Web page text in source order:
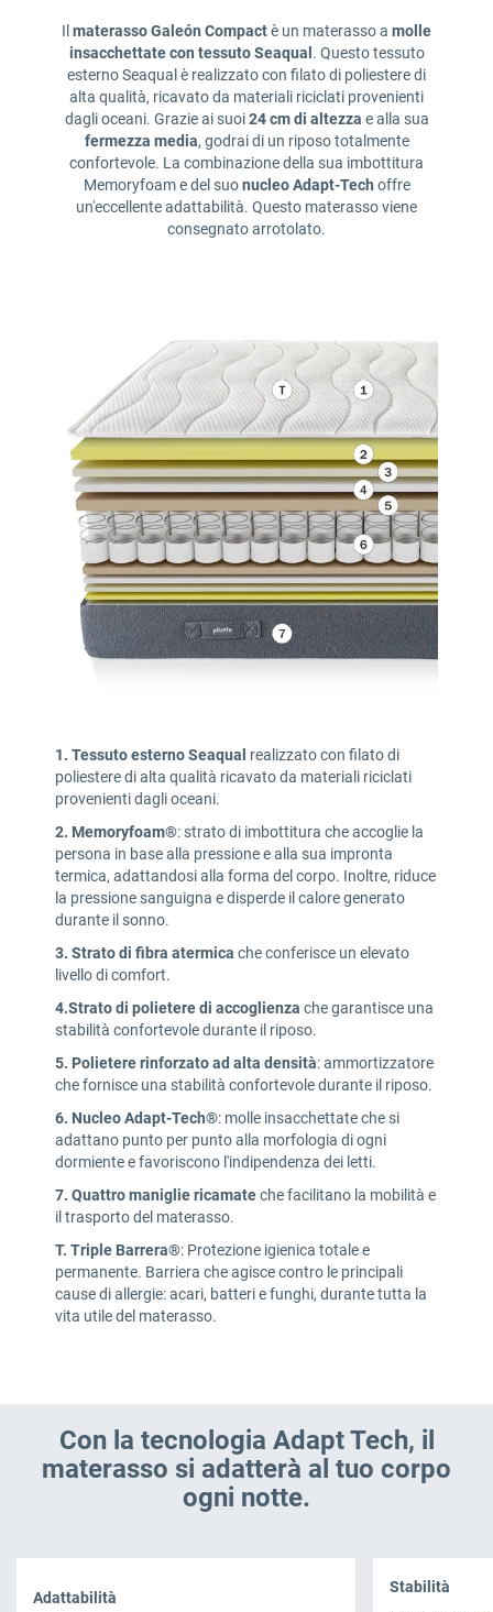
Il materasso Galeón Compactè un materasso a molle
insacchettate con tessuto Seaqual . Questo tessuto
esterno Seaqual è realizzato con filato di poliestere di
alta qualità, ricavato da materiali riciclati provenienti
dagli oceani. Grazie ai suoi24 cm di altezza e alla sua
fermezza media, godrai di un riposo totalmente
confortevole. La combinazione della sua imbottitura
Memoryfoam e del suonucleo Adapt-Tech offre
un'eccellente adattabilità. Questo materasso viene
consegnato arrotolato.
1. Tessuto esterno Seaqual realizzato con filato di
poliestere di alta qualità ricavato da materiali riciclati
provenienti dagli oceani.
2. Memoryfoam®: strato di imbottitura che accoglie la
persona in base alla pressione e alla sua impronta
termica, adattandosi alla forma del corpo. Inoltre, riduce
la pressione sanguigna e disperde il calore generato
durante il sonno.
3. Strato di fibra atermica che conferisce un elevato
livello di comfort.
4.Strato di polietere di accoglienza che garantisce una
stabilità confortevole durante il riposo.
5. Polietere rinforzato ad alta densità: ammortizzatore
che fornisce una stabilità confortevole durante il riposo.
6. Nucleo Adapt-Tech®: molle insacchettate che si
adattano punto per punto alla morfologia di ogni
dormiente e favoriscono l'indipendenza dei letti.
7. Quattro maniglie ricamateche facilitano la mobilità e
il trasporto del materasso.
T. Triple Barrera®: Protezione igienica totale e
permanente. Barriera che agisce contro le principali
cause di allergie: acari, batteri e funghi, durante tutta la
vita utile del materasso.
Con la tecnologia Adapt Tech, il
materasso si adatterà al tuo corpo
ogni notte.
Adattabilità
Stabilità